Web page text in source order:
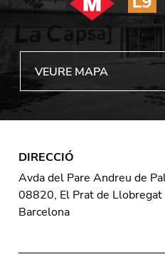
VEURE MAPA
DIRECCIÓ
Avda del Pare Andreu de
08820, El Prat de Llobregat
Barcelona